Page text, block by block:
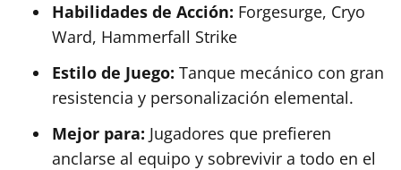
Habilidades de Acción: Forgesurge, Cryo
Ward, Hammerfall Strike
Estilo de Juego: Tanque mecánico con gran
resistencia y personalización elemental.
Mejor para: Jugadores que prefieren
anclarse al equipo y sobrevivir a todo en el